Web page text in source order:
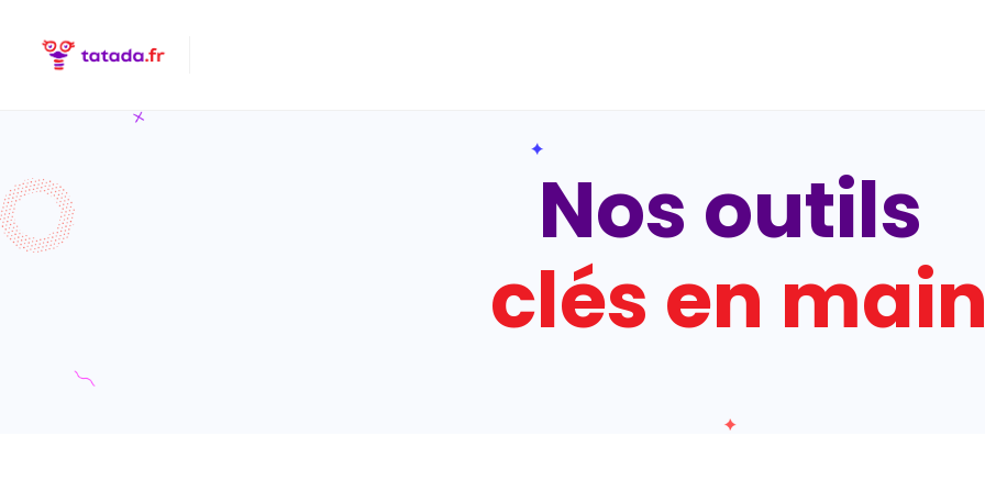
Nos outils
clés en mai